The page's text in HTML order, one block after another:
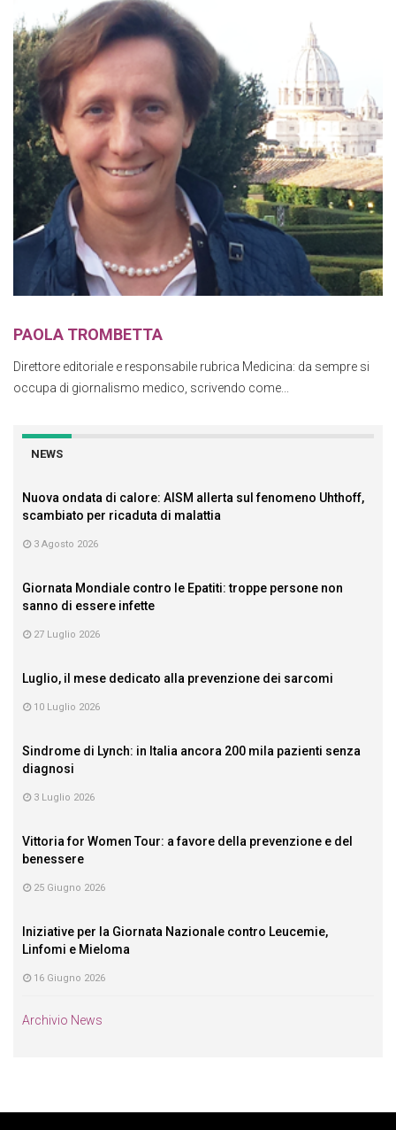
PAOLA TROMBETTA
Direttore editoriale e responsabile rubrica Medicina: da sempre si
occupa di giornalismo medico, scrivendo come...
NEWS
Nuova ondata di calore: AISM allerta sul fenomeno Uhthoff,
scambiato per ricaduta di malattia
3 Agosto 2026
Giornata Mondiale contro le Epatiti: troppe persone non
sanno di essere infette
27 Luglio 2026
Luglio, il mese dedicato alla prevenzione dei sarcomi
10 Luglio 2026
Sindrome di Lynch: in Italia ancora 200 mila pazienti senza
diagnosi
3 Luglio 2026
Vittoria for Women Tour: a favore della prevenzione e del
benessere
25 Giugno 2026
Iniziative per la Giornata Nazionale contro Leucemie,
Linfomi e Mieloma
16 Giugno 2026
Archivio News